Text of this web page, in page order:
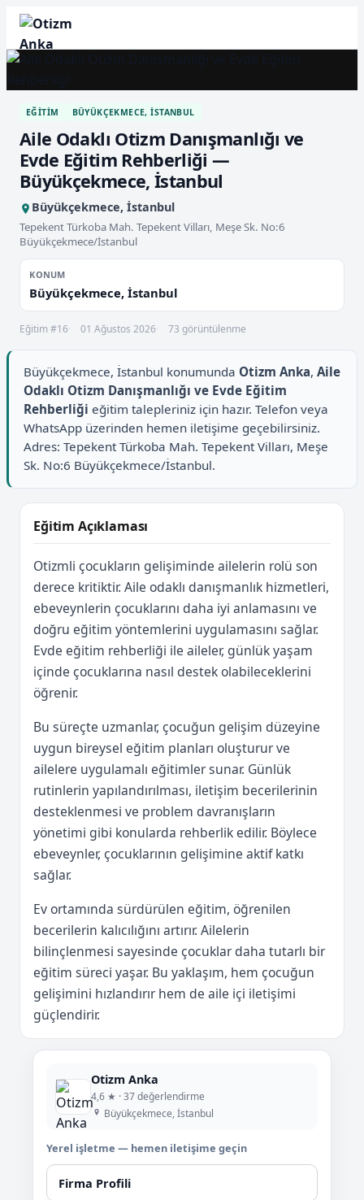
EĞITIM BÜYÜKÇEKMECE, İSTANBUL
Aile Odaklı Otizm Danışmanlığı ve
Evde Eğitim Rehberliği —
Büyükçekmece, İstanbul
Büyükçekmece, İstanbul
Tepekent Türkoba Mah. Tepekent Vilları, Meşe Sk. No:6
Büyükçekmece/İstanbul
KONUM
Büyükçekmece, İstanbul
Eğitim #16 01 Ağustos 2026 73 görüntülenme
Büyükçekmece, İstanbul konumunda Otizm Anka, Aile
Odaklı Otizm Danışmanlığı ve Evde Eğitim
Rehberliği eğitim talepleriniz için hazır. Telefon veya
WhatsApp üzerinden hemen iletişime geçebilirsiniz.
Adres: Tepekent Türkoba Mah. Tepekent Vilları, Meşe
Sk. No:6 Büyükçekmece/İstanbul.
Eğitim Açıklaması
Otizmli çocukların gelişiminde ailelerin rolü son
derece kritiktir. Aile odaklı danışmanlık hizmetleri,
ebeveynlerin çocuklarını daha iyi anlamasını ve
doğru eğitim yöntemlerini uygulamasını sağlar.
Evde eğitim rehberliği ile aileler, günlük yaşam
içinde çocuklarına nasıl destek olabileceklerini
öğrenir.
Bu süreçte uzmanlar, çocuğun gelişim düzeyine
uygun bireysel eğitim planları oluşturur ve
ailelere uygulamalı eğitimler sunar. Günlük
rutinlerin yapılandırılması, iletişim becerilerinin
desteklenmesi ve problem davranışların
yönetimi gibi konularda rehberlik edilir. Böylece
ebeveynler, çocuklarının gelişimine aktif katkı
sağlar.
Ev ortamında sürdürülen eğitim, öğrenilen
becerilerin kalıcılığını artırır. Ailelerin
bilinçlenmesi sayesinde çocuklar daha tutarlı bir
eğitim süreci yaşar. Bu yaklaşım, hem çocuğun
gelişimini hızlandırır hem de aile içi iletişimi
güçlendirir.
Otizm Anka
4,6 ★ · 37 değerlendirme
Büyükçekmece, İstanbul
Yerel işletme — hemen iletişime geçin
Firma Profili